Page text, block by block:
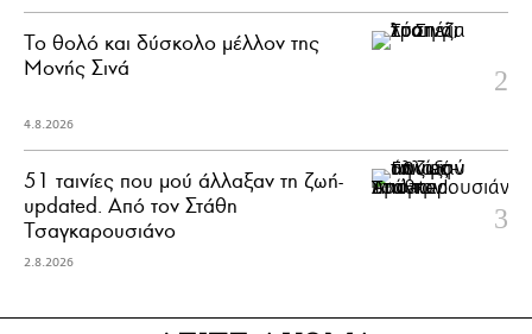
Το θολό και δύσκολο μέλλον της
Μονής Σινά
4.8.2026
51 ταινίες που μού άλλαξαν τη ζωή-
updated. Aπό τον Στάθη
Τσαγκαρουσιάνο
2.8.2026